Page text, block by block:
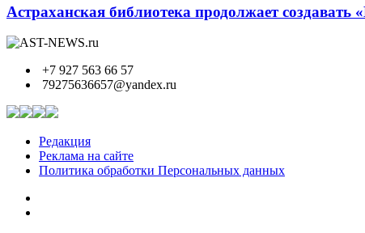
Астраханская библиотека продолжает создавать
+7 927 563 66 57
79275636657@yandex.ru
Редакция
Реклама на сайте
Политика обработки Персональных данных